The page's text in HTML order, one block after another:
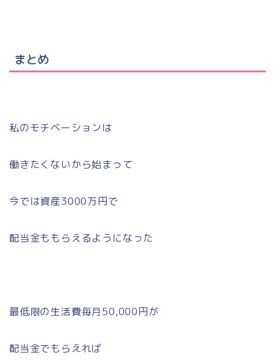
まとめ
私のモチベーションは
働きたくないから始まって
今では資産3000万円で
配当金ももらえるようになった
最低限の生活費毎月50,000円が
配当金でもらえれば